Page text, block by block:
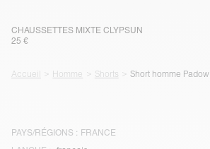
CHAUSSETTES MIXTE CLYPSUN
25 €
Accueil Homme Shorts Short homme Padow
PAYS/RÉGIONS : FRANCE